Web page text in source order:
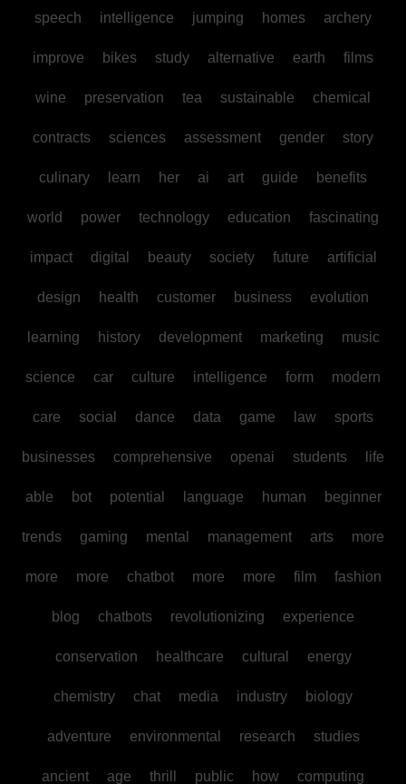
speech intelligence jumping homes archery
improve bikes study alternative earth films
wine preservation tea sustainable chemical
contracts sciences assessment gender story
culinary learn her ai art guide benefits
world power technology education fascinating
impact digital beauty society future artificial
design health customer business evolution
learning history development marketing music
science car culture intelligence form modern
care social dance data game law sports
businesses comprehensive openai students life
able bot potential language human beginner
trends gaming mental management arts more
more more chatbot more more film fashion
blog chatbots revolutionizing experience
conservation healthcare cultural energy
chemistry chat media industry biology
adventure environmental research studies
ancient age thrill public how computing